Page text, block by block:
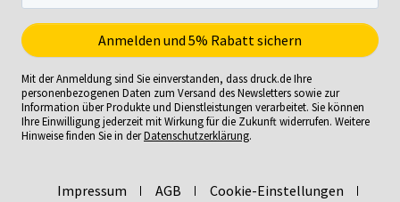
Mit der Anmeldung sind Sie einverstanden, dass druck.de Ihre
personenbezogenen Daten zum Versand des Newsletters sowie zur
Information über Produkte und Dienstleistungen verarbeitet. Sie können
Ihre Einwilligung jederzeit mit Wirkung für die Zukunft widerrufen. Weitere
Hinweise finden Sie in derDatenschutzerklärung.
Impressum AGB Cookie-Einstellungen